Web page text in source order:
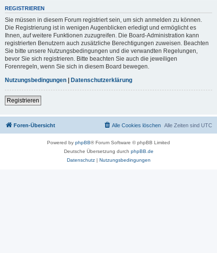
REGISTRIEREN
Sie müssen in diesem Forum registriert sein, um sich anmelden zu können.
Die Registrierung ist in wenigen Augenblicken erledigt und ermöglicht es
Ihnen, auf weitere Funktionen zuzugreifen. Die Board-Administration kann
registrierten Benutzern auch zusätzliche Berechtigungen zuweisen. Beachten
Sie bitte unsere Nutzungsbedingungen und die verwandten Regelungen,
bevor Sie sich registrieren. Bitte beachten Sie auch die jeweiligen
Forenregeln, wenn Sie sich in diesem Board bewegen.
Nutzungsbedingungen | Datenschutzerklärung
Registrieren
Foren-Übersicht Alle Zeiten sind UTC
Alle Cookies löschen
Powered by phpBB® Forum Software © phpBB Limited
Deutsche Übersetzung durch phpBB.de
Datenschutz| Nutzungsbedingungen